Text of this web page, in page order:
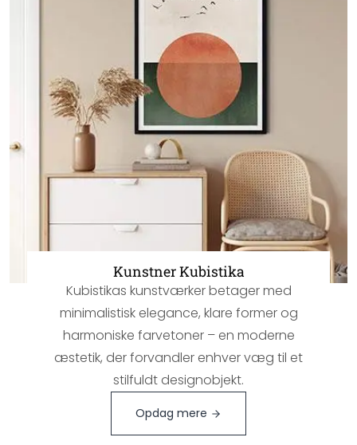
Kunstner Kubistika
Kubistikas kunstværker betager med
minimalistisk elegance, klare former og
harmoniske farvetoner – en moderne
æstetik, der forvandler enhver væg til et
stilfuldt designobjekt.
Opdag mere